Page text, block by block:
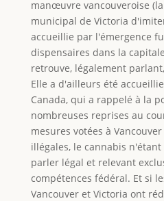
manœuvre vancouveroise
municipal de Victoria
accueillie par l'émergence
dispensaires dans la
retrouve, légalement
Elle a d'ailleurs été
Canada, qui a rappelé à la
nombreuses reprises au
mesures votées à
illégales, le cannabis
parler légal et relevant
compétences fédéral. Et si
Vancouver et Victoria ont